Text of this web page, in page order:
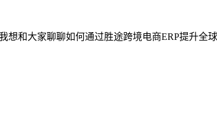
想和大家聊聊如何通过胜途跨境电商ERP提升